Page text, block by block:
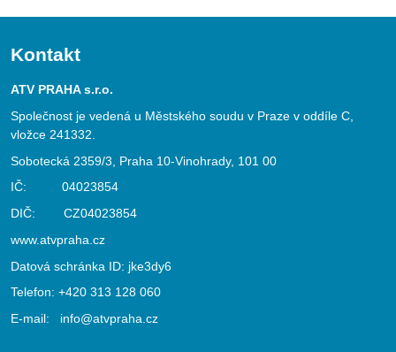
Kontakt
ATV PRAHA s.r.o.
Společnost je vedená u Městského soudu v Praze v oddíle C,
vložce 241332.
Sobotecká 2359/3, Praha 10-Vinohrady, 101 00
IČ: 04023854
DIČ: CZ04023854
www.atvpraha.cz
Datová schránka ID: jke3dy6
Telefon: +420 313 128 060
E-mail: info@atvpraha.cz